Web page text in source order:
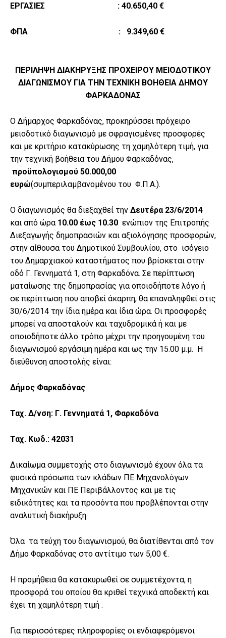
ΕΡΓΑΣΙΕΣ : 40.650,40 €
ΦΠΑ : 9.349,60 €
ΠΕΡΙΛΗΨΗ ΔΙΑΚΗΡΥΞΗΣ ΠΡΟΧΕΙΡΟΥ ΜΕΙΟΔΟΤΙΚΟΥ
ΔΙΑΓΩΝΙΣΜΟΥ ΓΙΑ ΤΗΝ ΤΕΧΝΙΚΗ ΒΟΗΘΕΙΑ ΔΗΜΟΥ
ΦΑΡΚΑΔΟΝΑΣ
Ο Δήμαρχος Φαρκαδόνας, προκηρύσσει πρόχειρο
μειοδοτικό διαγωνισμό με σφραγισμένες προσφορές
και με κριτήριο κατακύρωσης τη χαμηλότερη τιμή, για
την τεχνική βοήθεια του Δήμου Φαρκαδόνας,
προϋπολογισμού 50.000,00
ευρώ(συμπεριλαμβανομένου του Φ.Π.Α.).
Ο διαγωνισμός θα διεξαχθεί την Δευτέρα 23/6/2014
και από ώρα 10.00 έως 10.30 ενώπιον της Επιτροπής
Διεξαγωγής δημοπρασιών και αξιολόγησης προσφορών,
στην αίθουσα του Δημοτικού Συμβουλίου, στο ισόγειο
του Δημαρχιακού καταστήματος που βρίσκεται στην
οδό Γ. Γεννηματά 1, στη Φαρκαδόνα. Σε περίπτωση
ματαίωσης της δημοπρασίας για οποιοδήποτε λόγο ή
σε περίπτωση που αποβεί άκαρπη, θα επαναληφθεί στις
30/6/2014 την ίδια ημέρα και ίδια ώρα. Οι προσφορές
μπορεί να αποσταλούν και ταχυδρομικά ή και με
οποιοδήποτε άλλο τρόπο μέχρι την προηγουμένη του
διαγωνισμού εργάσιμη ημέρα και ως την 15.00 μ.μ. Η
διεύθυνση αποστολής είναι:
Δήμος Φαρκαδόνας
Ταχ. Δ/νση: Γ. Γεννηματά 1, Φαρκαδόνα
Ταχ. Κωδ.: 42031
Δικαίωμα συμμετοχής στο διαγωνισμό έχουν όλα τα
φυσικά πρόσωπα των κλάδων ΠΕ Μηχανολόγων
Μηχανικών και ΠΕ Περιβάλλοντος και με τις
ειδικότητες και τα προσόντα που προβλέπονται στην
αναλυτική διακήρυξη.
Όλα τα τεύχη του διαγωνισμού, θα διατίθενται από τον
Δήμο Φαρκαδόνας στο αντίτιμο των 5,00 €.
Η προμήθεια θα κατακυρωθεί σε συμμετέχοντα, η
προσφορά του οποίου θα κριθεί τεχνικά αποδεκτή και
έχει τη χαμηλότερη τιμή .
Για περισσότερες πληροφορίες οι ενδιαφερόμενοι